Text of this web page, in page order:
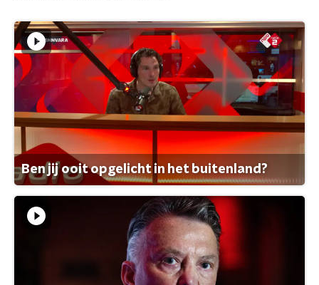
Ben jij ooit opgelicht in het buitenland?